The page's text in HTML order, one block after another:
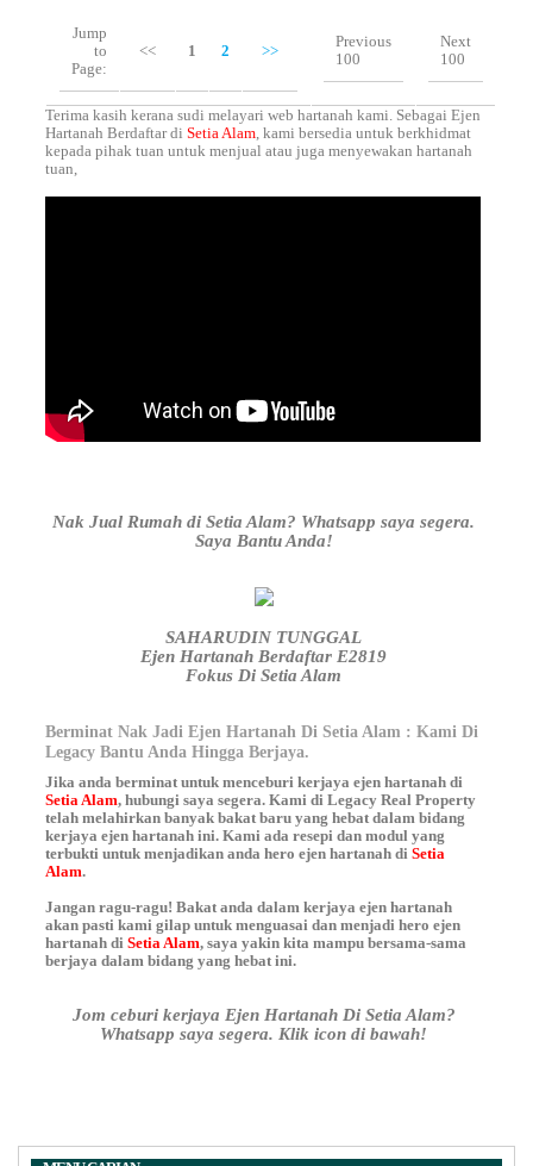
Jump
to
Page:
<< 1 2 >>
Previous
100
Next
100
Terima kasih kerana sudi melayari web hartanah kami. Sebagai Ejen
Hartanah Berdaftar diSetia Alam, kami bersedia untuk berkhidmat
kepada pihak tuan untuk menjual atau juga menyewakan hartanah
tuan,
Nak Jual Rumah di Setia Alam? Whatsapp saya segera.
Saya Bantu Anda!
SAHARUDIN TUNGGAL
Ejen Hartanah Berdaftar E2819
Fokus Di Setia Alam
Berminat Nak Jadi Ejen Hartanah Di Setia Alam : Kami Di
Legacy Bantu Anda Hingga Berjaya.
Jika anda berminat untuk menceburi kerjaya ejen hartanah di
Setia Alam, hubungi saya segera. Kami di Legacy Real Property
telah melahirkan banyak bakat baru yang hebat dalam bidang
kerjaya ejen hartanah ini. Kami ada resepi dan modul yang
terbukti untuk menjadikan anda hero ejen hartanah diSetia
Alam.
Jangan ragu-ragu! Bakat anda dalam kerjaya ejen hartanah
akan pasti kami gilap untuk menguasai dan menjadi hero ejen
hartanah diSetia Alam, saya yakin kita mampu bersama-sama
berjaya dalam bidang yang hebat ini.
Jom ceburi kerjaya Ejen Hartanah Di Setia Alam?
Whatsapp saya segera. Klik icon di bawah!